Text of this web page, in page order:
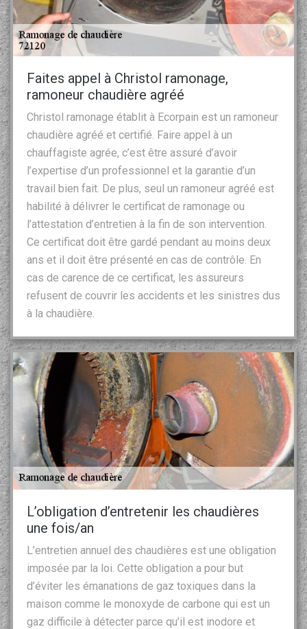
Faites appel à Christol ramonage,
ramoneur chaudière agréé
Christol ramonage établit à Ecorpain est un ramoneur
chaudière agréé et certifié. Faire appel à un
chauffagiste agrée, c’est être assuré d’avoir
l’expertise d’un professionnel et la garantie d’un
travail bien fait. De plus, seul un ramoneur agréé est
habilité à délivrer le certificat de ramonage ou
l’attestation d’entretien à la fin de son intervention.
Ce certificat doit être gardé pendant au moins deux
ans et il doit être présenté en cas de contrôle. En
cas de carence de ce certificat, les assureurs
refusent de couvrir les accidents et les sinistres dus
à la chaudière.
L’obligation d’entretenir les chaudières
une fois/an
L’entretien annuel des chaudières est une obligation
imposée par la loi. Cette obligation a pour but
d’éviter les émanations de gaz toxiques dans la
maison comme le monoxyde de carbone qui est un
gaz difficile à détecter parce qu’il est inodore et